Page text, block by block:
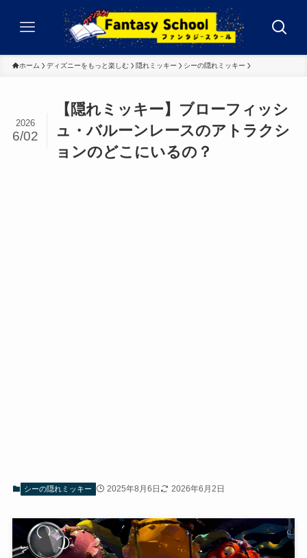
ホーム ディズニーをもっと楽しむ 隠れミッキー シーの隠れミッキー
【隠れミッキー】ブローフィッシ
ュ・バルーンレースのアトラクシ
ョンのどこにいるの？
2026
6/02
シーの隠れミッキー 2025年8月6日 2026年6月2日